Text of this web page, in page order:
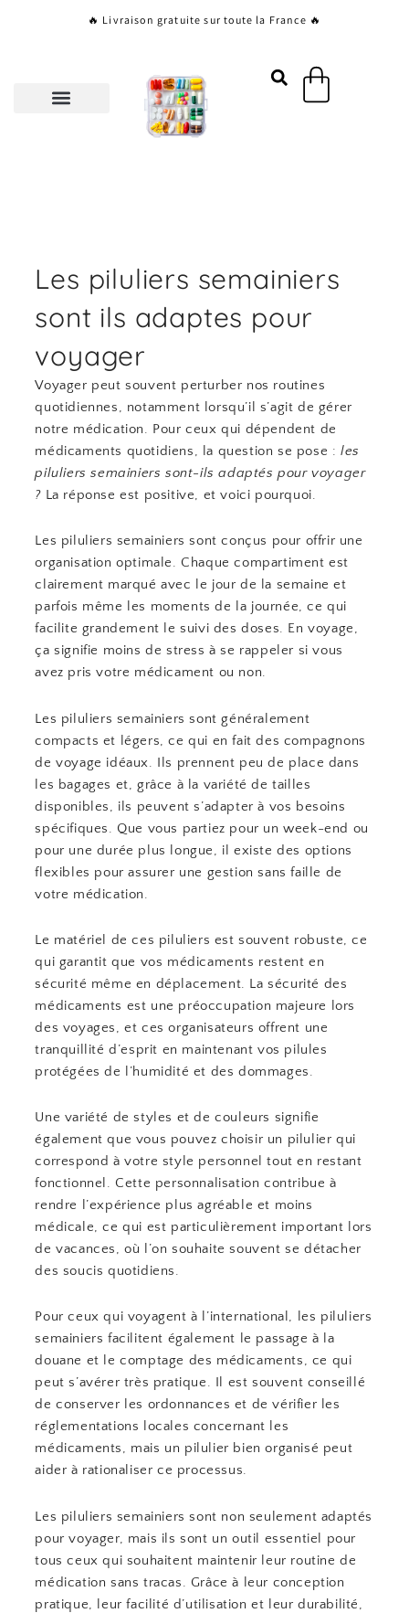
🔥 Livraison gratuite sur toute la France 🔥
Panier
Les piluliers semainiers
sont ils adaptes pour
voyager
Voyager peut souvent perturber nos routines
quotidiennes, notamment lorsqu’il s’agit de gérer
notre médication. Pour ceux qui dépendent de
médicaments quotidiens, la question se pose :les
piluliers semainiers sont-ils adaptés pour voyager
? La réponse est positive, et voici pourquoi.
Les piluliers semainiers sont conçus pour offrir une
organisation optimale. Chaque compartiment est
clairement marqué avec le jour de la semaine et
parfois même les moments de la journée, ce qui
facilite grandement le suivi des doses. En voyage,
ça signifie moins de stress à se rappeler si vous
avez pris votre médicament ou non.
Les piluliers semainiers sont généralement
compacts et légers, ce qui en fait des compagnons
de voyage idéaux. Ils prennent peu de place dans
les bagages et, grâce à la variété de tailles
disponibles, ils peuvent s’adapter à vos besoins
spécifiques. Que vous partiez pour un week-end ou
pour une durée plus longue, il existe des options
flexibles pour assurer une gestion sans faille de
votre médication.
Le matériel de ces piluliers est souvent robuste, ce
qui garantit que vos médicaments restent en
sécurité même en déplacement. La sécurité des
médicaments est une préoccupation majeure lors
des voyages, et ces organisateurs offrent une
tranquillité d’esprit en maintenant vos pilules
protégées de l’humidité et des dommages.
Une variété de styles et de couleurs signifie
également que vous pouvez choisir un pilulier qui
correspond à votre style personnel tout en restant
fonctionnel. Cette personnalisation contribue à
rendre l’expérience plus agréable et moins
médicale, ce qui est particulièrement important lors
de vacances, où l’on souhaite souvent se détacher
des soucis quotidiens.
Pour ceux qui voyagent à l’international, les piluliers
semainiers facilitent également le passage à la
douane et le comptage des médicaments, ce qui
peut s’avérer très pratique. Il est souvent conseillé
de conserver les ordonnances et de vérifier les
réglementations locales concernant les
médicaments, mais un pilulier bien organisé peut
aider à rationaliser ce processus.
Les piluliers semainiers sont non seulement adaptés
pour voyager, mais ils sont un outil essentiel pour
tous ceux qui souhaitent maintenir leur routine de
médication sans tracas. Grâce à leur conception
pratique, leur facilité d’utilisation et leur durabilité,